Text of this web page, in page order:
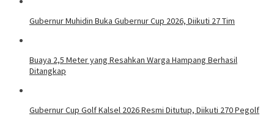
Gubernur Muhidin Buka Gubernur Cup 2026, Diikuti 27 Tim
Buaya 2,5 Meter yang Resahkan Warga Hampang Berhasil
Ditangkap
Gubernur Cup Golf Kalsel 2026 Resmi Ditutup, Diikuti 270 Pegolf